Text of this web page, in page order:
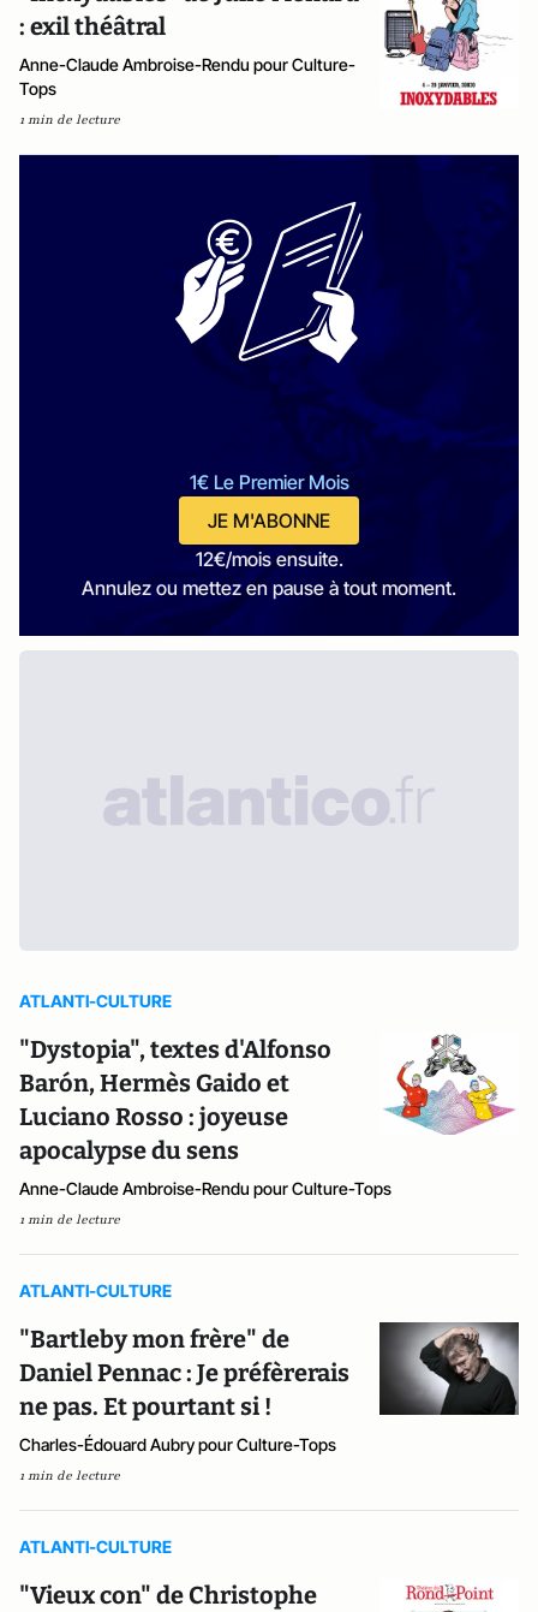
: exil théâtral
Anne-Claude Ambroise-Rendu pour Culture-
Tops
1 min de lecture
1€ Le Premier Mois
JE M'ABONNE
12€/mois ensuite.
Annulez ou mettez en pause à tout moment.
ATLANTI-CULTURE
"Dystopia", textes d'Alfonso
Barón, Hermès Gaido et
Luciano Rosso : joyeuse
apocalypse du sens
Anne-Claude Ambroise-Rendu pour Culture-Tops
1 min de lecture
ATLANTI-CULTURE
"Bartleby mon frère" de
Daniel Pennac : Je préfèrerais
ne pas. Et pourtant si !
Charles-Édouard Aubry pour Culture-Tops
1 min de lecture
ATLANTI-CULTURE
"Vieux con" de Christophe